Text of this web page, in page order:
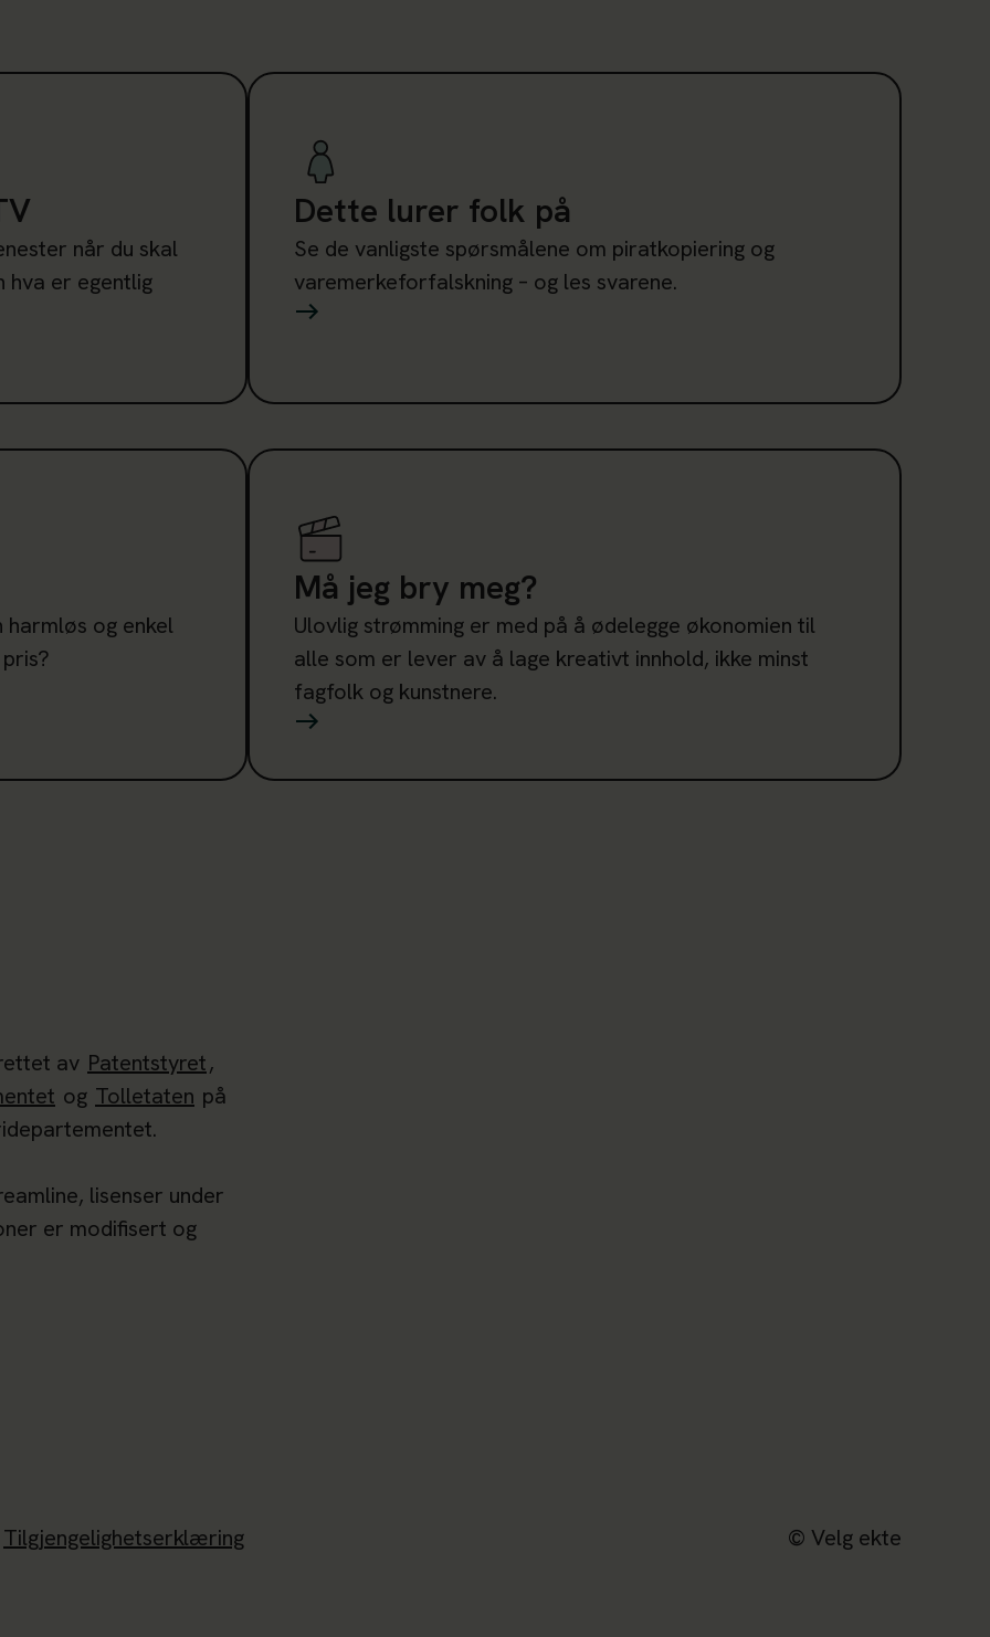
når du skal
hva er egentlig
Les mer om Dette lurer folk på
Dette lurer folk på
Se de vanligste spørsmålene om piratkopiering og
varemerkeforfalskning – og les svarene.
og enkel
Les mer om Må jeg bry meg?
Må jeg bry meg?
Ulovlig strømming er med på å ødelegge økonomien til
alle som er lever av å lage kreativt innhold, ikke minst
fagfolk og kunstnere.
av Patentstyret,
og Tolletaten på
lisenser under
er modifisert og
Tilgjengelighetserklæring © Velg ekte